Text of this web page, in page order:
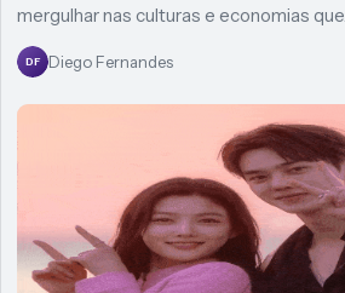
mergulhar nas culturas e economias que…
DF Diego Fernandes